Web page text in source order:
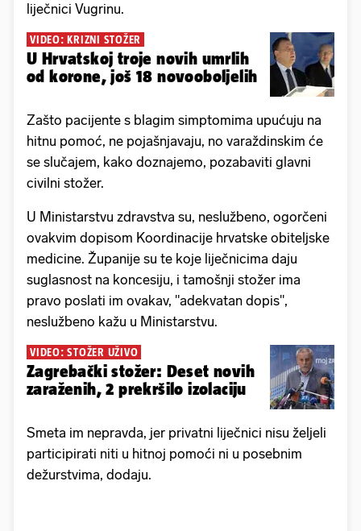
liječnici Vugrinu.
VIDEO: KRIZNI STOŽER
U Hrvatskoj troje novih umrlih
od korone, još 18 novooboljelih
Zašto pacijente s blagim simptomima upućuju na
hitnu pomoć, ne pojašnjavaju, no varaždinskim će
se slučajem, kako doznajemo, pozabaviti glavni
civilni stožer.
U Ministarstvu zdravstva su, neslužbeno, ogorčeni
ovakvim dopisom Koordinacije hrvatske obiteljske
medicine. Županije su te koje liječnicima daju
suglasnost na koncesiju, i tamošnji stožer ima
pravo poslati im ovakav, "adekvatan dopis",
neslužbeno kažu u Ministarstvu.
VIDEO: STOŽER UŽIVO
Zagrebački stožer: Deset novih
zaraženih, 2 prekršilo izolaciju
Smeta im nepravda, jer privatni liječnici nisu željeli
participirati niti u hitnoj pomoći ni u posebnim
dežurstvima, dodaju.